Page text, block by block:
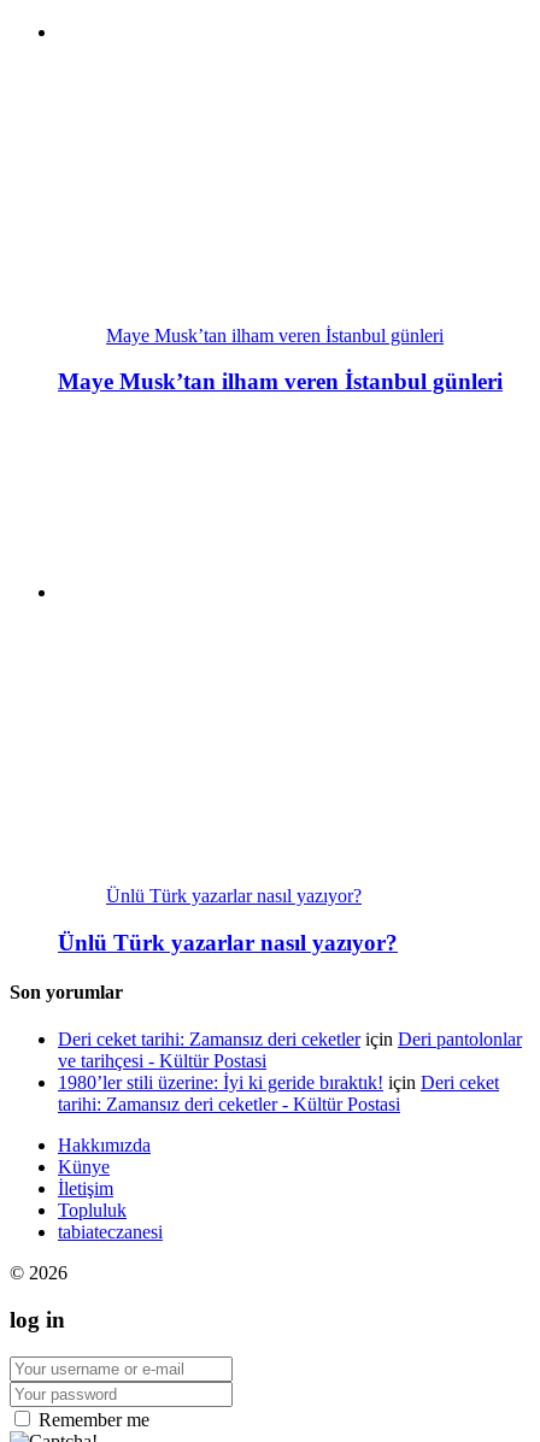
Maye Musk’tan ilham veren İstanbul günleri
Maye Musk’tan ilham veren İstanbul günleri
Ünlü Türk yazarlar nasıl yazıyor?
Ünlü Türk yazarlar nasıl yazıyor?
Son yorumlar
Deri ceket tarihi: Zamansız deri ceketleriçin Deri pantolonlar
ve tarihçesi - Kültür Postasi
1980’ler stili üzerine: İyi ki geride bıraktık! için Deri ceket
tarihi: Zamansız deri ceketler - Kültür Postasi
Hakkımızda
Künye
İletişim
Topluluk
tabiateczanesi
© 2026
log in
Remember me